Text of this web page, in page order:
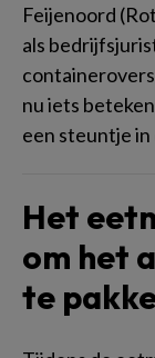
Feijenoord
als
nu iets
een steuntje
Het
om het
te